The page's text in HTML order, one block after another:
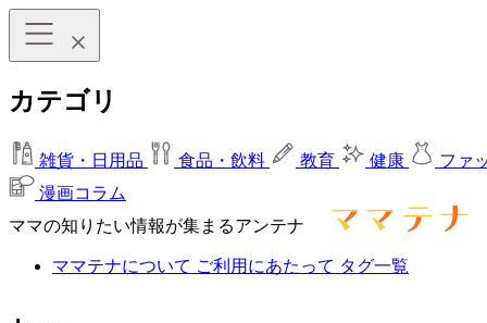
カテゴリ
雑貨・日用品 食品・飲料 教育 健康
ファ
漫画コラム
ママの知りたい情報が集まるアンテナ
ママテナについて ご利用にあたって タグ一覧